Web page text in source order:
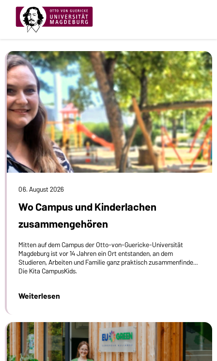
06. August 2026
Wo Campus und Kinderlachen
zusammengehören
Mitten auf dem Campus der Otto-von-Guericke-Universität
Magdeburg ist vor 14 Jahren ein Ort entstanden, an dem
Studieren, Arbeiten und Familie ganz praktisch zusammenfinden:
Die Kita CampusKids.
Weiterlesen